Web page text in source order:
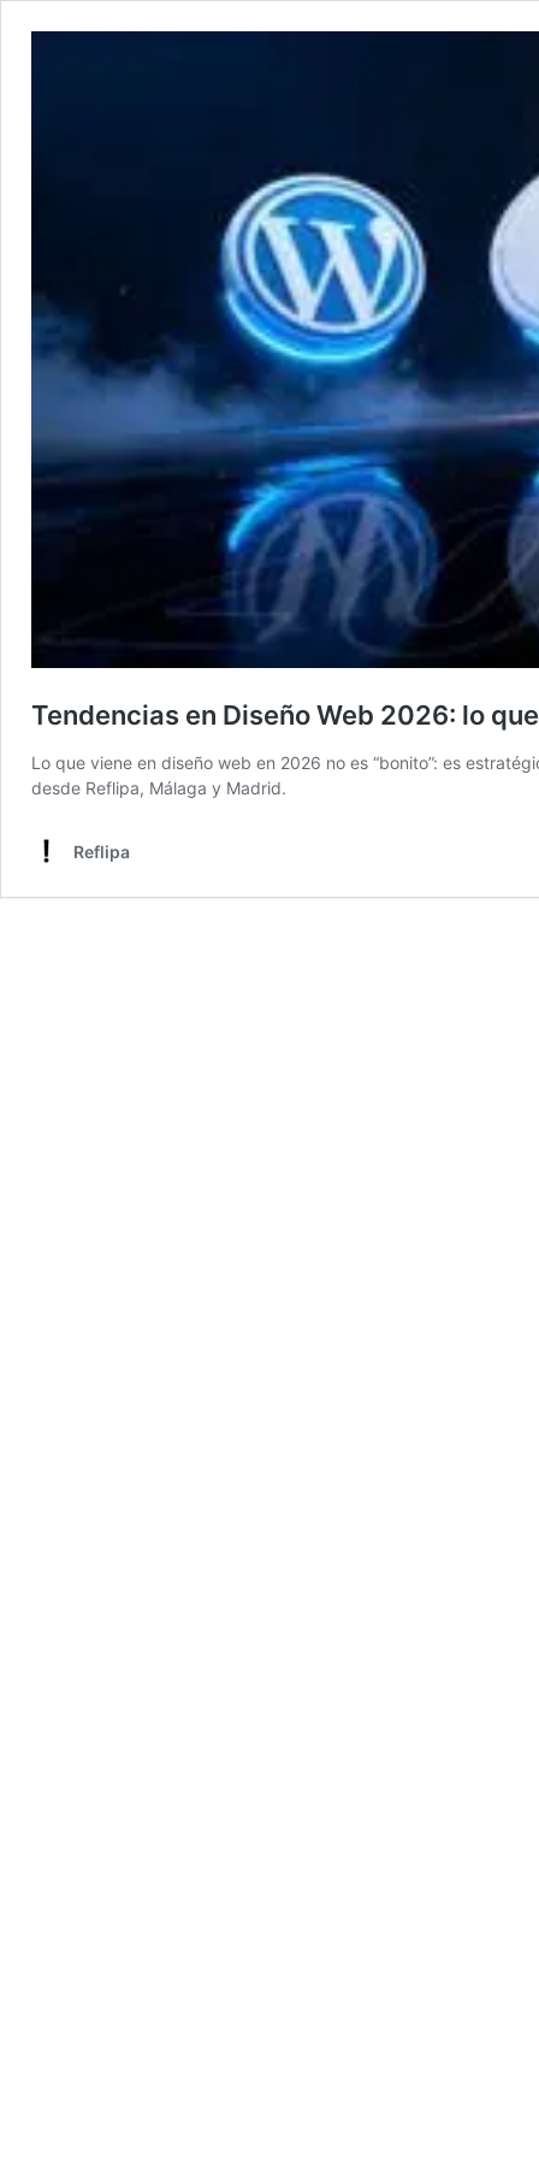
Tendencias en Diseño Web 2026: lo
Lo que viene en diseño web en 2026 no es “bonito”: es
desde Reflipa, Málaga y Madrid.
Reflipa